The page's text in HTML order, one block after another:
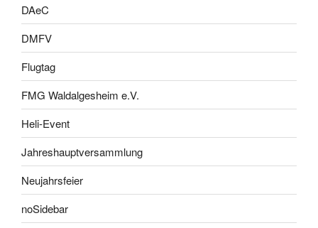
DAeC
DMFV
Flugtag
FMG Waldalgesheim e.V.
Heli-Event
Jahreshauptversammlung
Neujahrsfeier
noSidebar